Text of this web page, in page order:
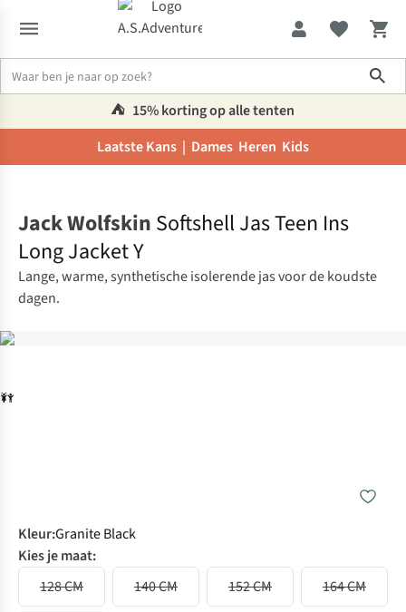
⛺️ 15% korting op alle tenten
Laatste Kans | Dames Heren Kids
Jack Wolfskin Softshell Jas Teen Ins
Long Jacket Y
Lange, warme, synthetische isolerende jas voor de koudste
dagen.
Kleur:Granite Black
Kies je maat:
128 CM
140 CM 152 CM 164 CM